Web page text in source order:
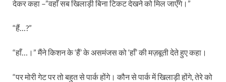
देकर कहा –”वहाँ सब खिलाड़ी बिना टिकट देखने को मिल जाएँगे।”
“हैं…?”
“हाँ…।” मैंने किशन के ‘हैं’ के असमंजस को ‘हाँ’ की मज़बूती देते हुए कहा।
“पर मोरी गेट पर तो बहुत से पार्क होंगे। कौन से पार्क में खिलाड़ी होंगे, तेरे को